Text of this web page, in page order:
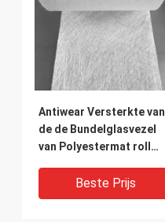
Antiwear Versterkte van
de de Bundelglasvezel
van Polyestermat roll
Beste Prijs